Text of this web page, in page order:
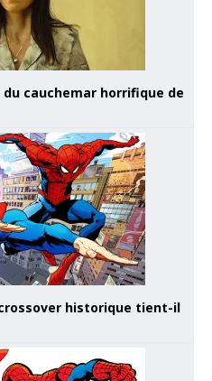
cauchemar horrifique de
historique tient-il